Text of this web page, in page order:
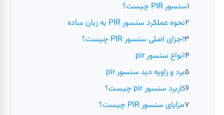
سنسور PIR چیست؟
نحوه عملکرد سنسور PIR به زبان ساده
اجزای اصلی سنسور PIR چیست؟
انواع سنسور pir
برد و زاویه دید سنسور pir
کاربرد سنسور pir چیست؟
مزایای سنسور PIR چیست؟